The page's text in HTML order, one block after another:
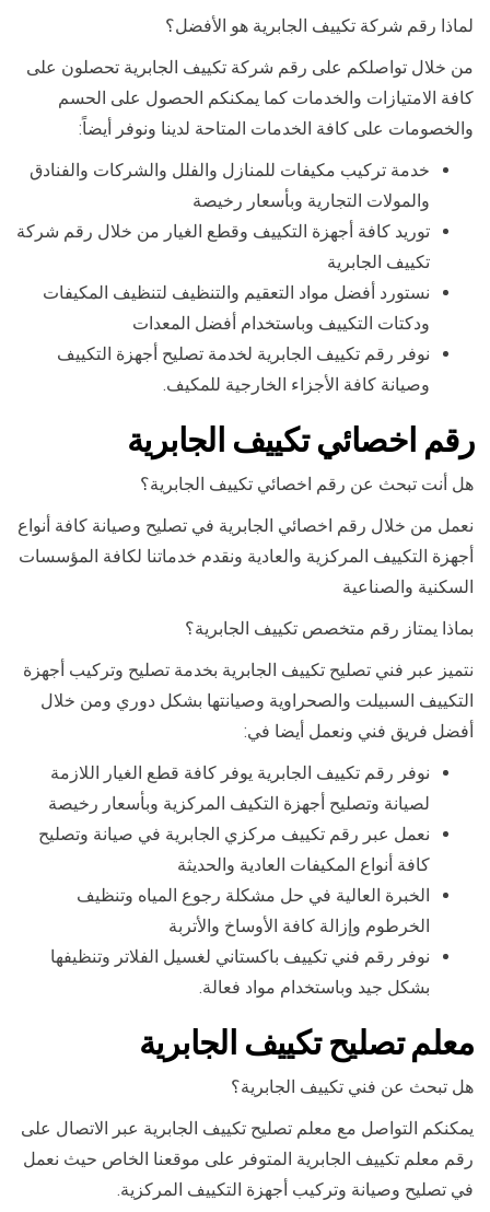
لماذا رقم شركة تكييف الجابرية هو الأفضل؟
من خلال تواصلكم على رقم شركة تكييف الجابرية تحصلون على
كافة الامتيازات والخدمات كما يمكنكم الحصول على الحسم
والخصومات على كافة الخدمات المتاحة لدينا ونوفر أيضاً:
خدمة تركيب مكيفات للمنازل والفلل والشركات والفنادق
والمولات التجارية وبأسعار رخيصة
توريد كافة أجهزة التكييف وقطع الغيار من خلال رقم شركة
تكييف الجابرية
نستورد أفضل مواد التعقيم والتنظيف لتنظيف المكيفات
ودكتات التكييف وباستخدام أفضل المعدات
نوفر رقم تكييف الجابرية لخدمة تصليح أجهزة التكييف
وصيانة كافة الأجزاء الخارجية للمكيف.
رقم اخصائي تكييف الجابرية
هل أنت تبحث عن رقم اخصائي تكييف الجابرية؟
نعمل من خلال رقم اخصائي الجابرية في تصليح وصيانة كافة أنواع
أجهزة التكييف المركزية والعادية ونقدم خدماتنا لكافة المؤسسات
السكنية والصناعية
بماذا يمتاز رقم متخصص تكييف الجابرية؟
نتميز عبر فني تصليح تكييف الجابرية بخدمة تصليح وتركيب أجهزة
التكييف السبيلت والصحراوية وصيانتها بشكل دوري ومن خلال
أفضل فريق فني ونعمل أيضا في:
نوفر رقم تكييف الجابرية يوفر كافة قطع الغيار اللازمة
لصيانة وتصليح أجهزة التكيف المركزية وبأسعار رخيصة
نعمل عبر رقم تكييف مركزي الجابرية في صيانة وتصليح
كافة أنواع المكيفات العادية والحديثة
الخبرة العالية في حل مشكلة رجوع المياه وتنظيف
الخرطوم وإزالة كافة الأوساخ والأتربة
نوفر رقم فني تكييف باكستاني لغسيل الفلاتر وتنظيفها
بشكل جيد وباستخدام مواد فعالة.
معلم تصليح تكييف الجابرية
هل تبحث عن فني تكييف الجابرية؟
يمكنكم التواصل مع معلم تصليح تكييف الجابرية عبر الاتصال على
رقم معلم تكييف الجابرية المتوفر على موقعنا الخاص حيث نعمل
في تصليح وصيانة وتركيب أجهزة التكييف المركزية.